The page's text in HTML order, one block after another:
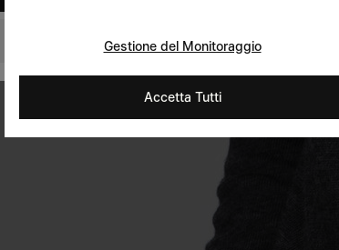
Italy
Gestione del Monitoraggio
Accetta Tutti